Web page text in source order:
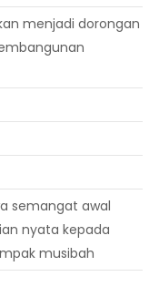
menjadi dorongan
semangat awal
nyata kepada
musibah